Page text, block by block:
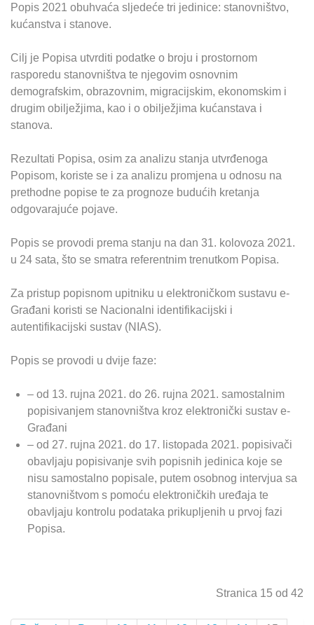
Popis 2021 obuhvaća sljedeće tri jedinice: stanovništvo,
kućanstva i stanove.
Cilj je Popisa utvrditi podatke o broju i prostornom
rasporedu stanovništva te njegovim osnovnim
demografskim, obrazovnim, migracijskim, ekonomskim i
drugim obilježjima, kao i o obilježjima kućanstava i
stanova.
Rezultati Popisa, osim za analizu stanja utvrđenoga
Popisom, koriste se i za analizu promjena u odnosu na
prethodne popise te za prognoze budućih kretanja
odgovarajuće pojave.
Popis se provodi prema stanju na dan 31. kolovoza 2021.
u 24 sata, što se smatra referentnim trenutkom Popisa.
Za pristup popisnom upitniku u elektroničkom sustavu e-
Građani koristi se Nacionalni identifikacijski i
autentifikacijski sustav (NIAS).
Popis se provodi u dvije faze:
– od 13. rujna 2021. do 26. rujna 2021. samostalnim
popisivanjem stanovništva kroz elektronički sustav e-
Građani
– od 27. rujna 2021. do 17. listopada 2021. popisivači
obavljaju popisivanje svih popisnih jedinica koje se
nisu samostalno popisale, putem osobnog intervjua sa
stanovništvom s pomoću elektroničkih uređaja te
obavljaju kontrolu podataka prikupljenih u prvoj fazi
Popisa.
Stranica 15 od 42